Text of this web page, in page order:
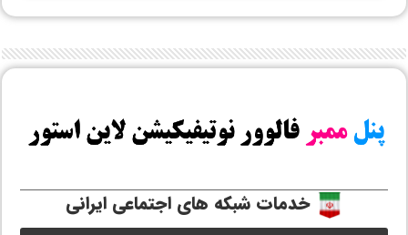
خدمات شبکه های اجتماعی ایرانی